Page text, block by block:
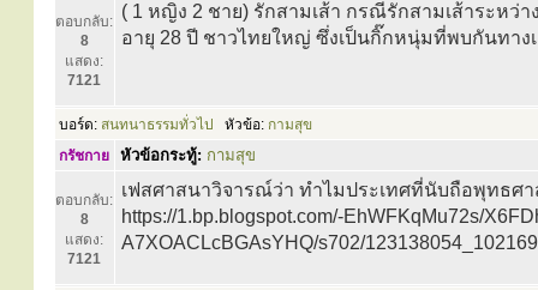
ตอบกลับ:
8
แสดง:
7121
( 1 หญิง 2 ชาย) รักสามเส้า กรณีรักสามเส้าระห
อายุ 28 ปี ชาวไทยใหญ่ ซึ่งเป็นกิ๊กหนุ่มที่พบกันทา
บอร์ด: สนทนาธรรมทั่วไป หัวข้อ: กามสุข
กรัชกาย
หัวข้อกระทู้: กามสุข
ตอบกลับ:
8
แสดง:
7121
เฟสศาสนาวิจารณ์ว่า ทำไมประเทศที่นับถือพุทธศ
https://1.bp.blogspot.com/-EhWFKqMu72s/
A7XOACLcBGAsYHQ/s702/